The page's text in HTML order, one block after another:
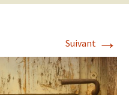
Suivant →